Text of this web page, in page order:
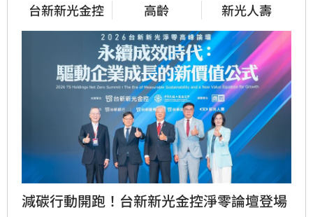
台新新光金控 高齡 新光人壽
減碳行動開跑！台新新光金控淨零論壇登場